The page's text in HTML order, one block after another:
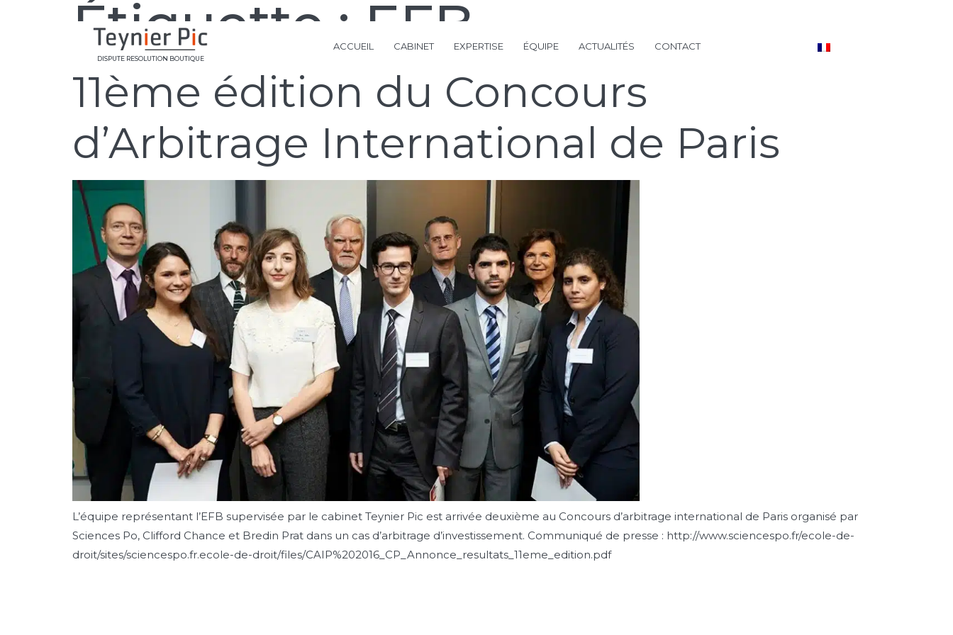
DISPUTE RESOLUTION BOUTIQUE
ACCUEIL CABINET EXPERTISE ÉQUIPE ACTUALITÉS CONTACT
Étiquette : EFB
11ème édition du Concours
d’Arbitrage International de Paris
L’équipe représentant l’EFB supervisée par le cabinet Teynier Pic est arrivée deuxième au Concours d’arbitrage international de Paris organisé par
Sciences Po, Clifford Chance et Bredin Prat dans un cas d’arbitrage d’investissement. Communiqué de presse : http://www.sciencespo.fr/ecole-de-
droit/sites/sciencespo.fr.ecole-de-droit/files/CAIP%202016_CP_Annonce_resultats_11eme_edition.pdf